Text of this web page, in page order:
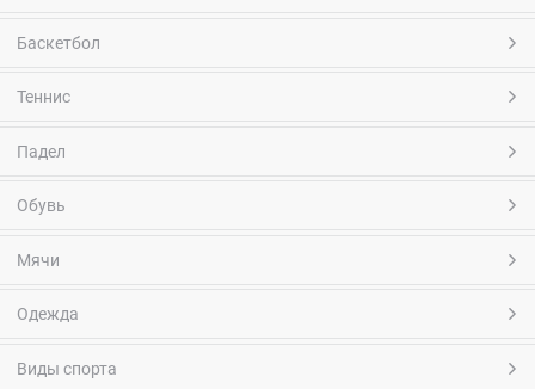
Баскетбол
Теннис
Падел
Обувь
Мячи
Одежда
Виды спорта